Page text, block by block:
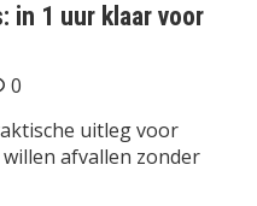
in 1 uur klaar voor
0
uitleg voor
afvallen zonder